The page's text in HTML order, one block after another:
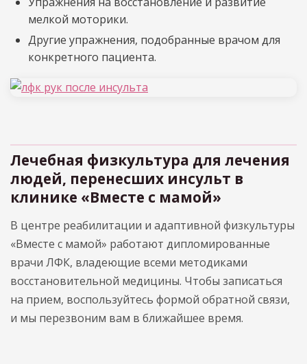
мелкой моторики.
Другие упражнения, подобранные врачом для
конкретного пациента.
Лечебная физкультура для лечения
людей, перенесших инсульт в
клинике «Вместе с мамой»
В центре реабилитации и адаптивной физкультуры
«Вместе с мамой» работают дипломированные
врачи ЛФК, владеющие всеми методиками
восстановительной медицины. Чтобы записаться
на прием, воспользуйтесь формой обратной связи,
и мы перезвоним вам в ближайшее время.